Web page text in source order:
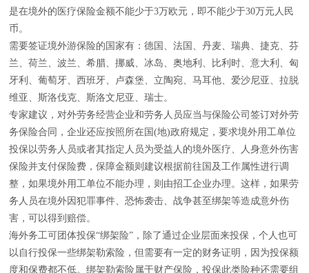
是在境外的医疗保险金额不能少于3万欧元，即不能少于30万元人民
币。
需要签证境外游保险的国家有：德国、法国、丹麦、瑞典、捷克、芬
兰、荷兰、波兰、希腊、挪威、冰岛、奥地利、比利时、意大利、匈
牙利、葡萄牙、西班牙、卢森堡、立陶宛、马耳他、爱沙尼亚、拉脱
维亚、斯洛伐克、斯洛文尼亚、瑞士。
专家建议，对外劳务经营企业和劳务人员应当与保险公司签订对外劳
务保险合同，企业还应按照所在国(地)政府规定，要求境外用工单位
投保以劳务人员或者其指定人员为受益人的境外医疗、人身意外伤害
保险并支付保险费，保障金额则建议根据前往国及工作属性进行调
整，如果境外用工单位不能办理，则由招工企业办理。这样，如果劳
务人员在境外因犯罪事件、恐怖袭击、战争甚至绑架等造成意外伤
害，可以得到赔偿。
海外务工可团体投保“绑架险”，除了通过企业层面来投保，个人也可
以自行投保一些绑架勒索险，但需要有一定的财务证明，因为投保额
度和保费都不低。绑架勒索险属于财产保险，投保此类险种还需要组